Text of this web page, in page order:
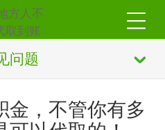
问题
金，不管你有多